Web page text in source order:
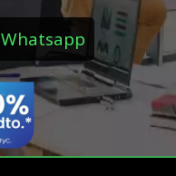
Whatsapp